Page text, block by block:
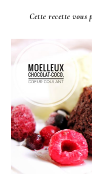
Cette recette vous